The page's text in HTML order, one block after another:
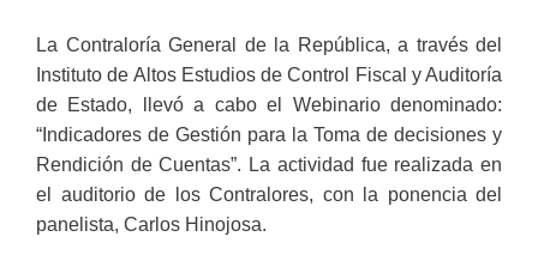
La Contraloría General de la República, a través del
Instituto de Altos Estudios de Control Fiscal y Auditoría
de Estado, llevó a cabo el Webinario denominado:
“Indicadores de Gestión para la Toma de decisiones y
Rendición de Cuentas”. La actividad fue realizada en
el auditorio de los Contralores, con la ponencia del
panelista, Carlos Hinojosa.